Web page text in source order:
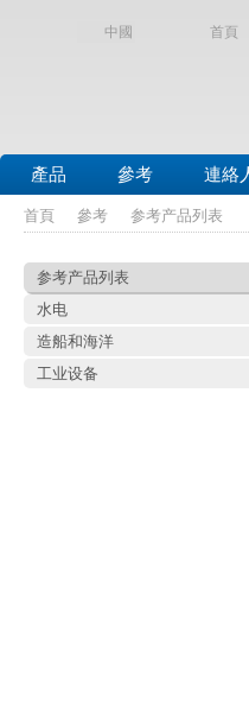
中國 首頁
產品 參考 連絡
首頁 參考 参考产品列表
参考产品列表
水电
造船和海洋
工业设备